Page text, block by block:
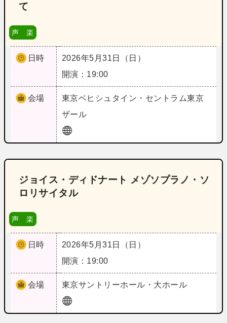
て
声 楽
日時
2026年5月31日（日）
開演：19:00
会場 東京ベヒシュタイン・セントラム東京
ザール
ジョイス・ディドナート メゾソプラノ・ソ
ロリサイタル
声 楽
日時
2026年5月31日（日）
開演：19:00
会場 東京サントリーホール・大ホール